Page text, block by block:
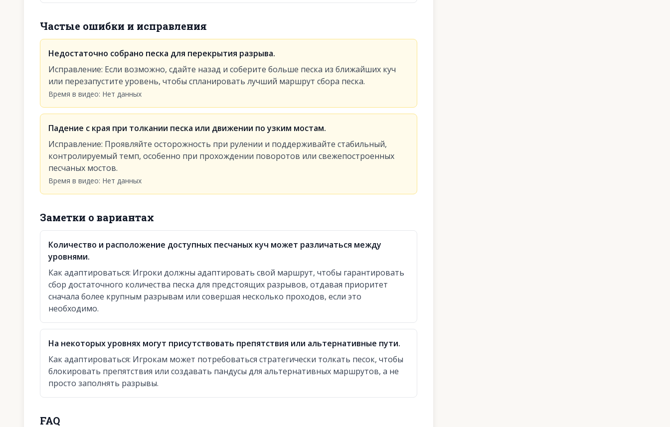
Частые ошибки и исправления
Недостаточно собрано песка для перекрытия разрыва.
Исправление: Если возможно, сдайте назад и соберите больше песка из ближайших куч
или перезапустите уровень, чтобы спланировать лучший маршрут сбора песка.
Время в видео: Нет данных
Падение с края при толкании песка или движении по узким мостам.
Исправление: Проявляйте осторожность при рулении и поддерживайте стабильный,
контролируемый темп, особенно при прохождении поворотов или свежепостроенных
песчаных мостов.
Время в видео: Нет данных
Заметки о вариантах
Количество и расположение доступных песчаных куч может различаться между
уровнями.
Как адаптироваться: Игроки должны адаптировать свой маршрут, чтобы гарантировать
сбор достаточного количества песка для предстоящих разрывов, отдавая приоритет
сначала более крупным разрывам или совершая несколько проходов, если это
необходимо.
На некоторых уровнях могут присутствовать препятствия или альтернативные пути.
Как адаптироваться: Игрокам может потребоваться стратегически толкать песок, чтобы
блокировать препятствия или создавать пандусы для альтернативных маршрутов, а не
просто заполнять разрывы.
FAQ